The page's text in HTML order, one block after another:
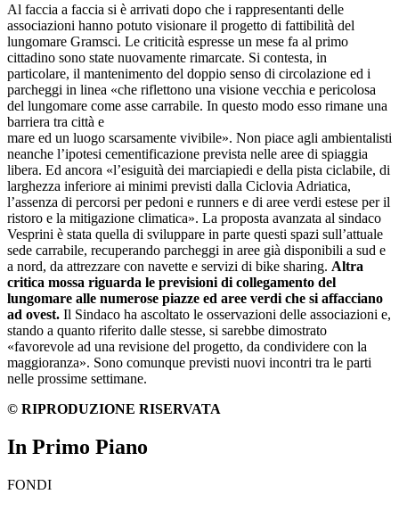
Al faccia a faccia si è arrivati dopo che i rappresentanti delle
associazioni hanno potuto visionare il progetto di fattibilità del
lungomare Gramsci. Le criticità espresse un mese fa al primo
cittadino sono state nuovamente rimarcate. Si contesta, in
particolare, il mantenimento del doppio senso di circolazione ed i
parcheggi in linea «che riflettono una visione vecchia e pericolosa
del lungomare come asse carrabile. In questo modo esso rimane una
barriera tra città e
mare ed un luogo scarsamente vivibile». Non piace agli ambientalisti
neanche l’ipotesi cementificazione prevista nelle aree di spiaggia
libera. Ed ancora «l’esiguità dei marciapiedi e della pista ciclabile, di
larghezza inferiore ai minimi previsti dalla Ciclovia Adriatica,
l’assenza di percorsi per pedoni e runners e di aree verdi estese per il
ristoro e la mitigazione climatica». La proposta avanzata al sindaco
Vesprini è stata quella di sviluppare in parte questi spazi sull’attuale
sede carrabile, recuperando parcheggi in aree già disponibili a sud e
a nord, da attrezzare con navette e servizi di bike sharing. Altra
critica mossa riguarda le previsioni di collegamento del
lungomare alle numerose piazze ed aree verdi che si affacciano
ad ovest. Il Sindaco ha ascoltato le osservazioni delle associazioni e,
stando a quanto riferito dalle stesse, si sarebbe dimostrato
«favorevole ad una revisione del progetto, da condividere con la
maggioranza». Sono comunque previsti nuovi incontri tra le parti
nelle prossime settimane.
© RIPRODUZIONE RISERVATA
In Primo Piano
FONDI